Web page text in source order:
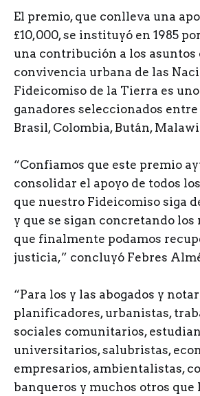
El premio, que conlleva una
£10,000, se instituyó en 1985
una contribución a los asuntos
convivencia urbana de las
Fideicomiso de la Tierra es uno
ganadores seleccionados
Brasil, Colombia, Bután,
“Confiamos que este premio
consolidar el apoyo de todos
que nuestro Fideicomiso siga
y que se sigan concretando los
que finalmente podamos
justicia,” concluyó Febres
“Para los y las abogados y
planificadores, urbanistas,
sociales comunitarios,
universitarios, salubristas,
empresarios, ambientalistas,
banqueros y muchos otros que